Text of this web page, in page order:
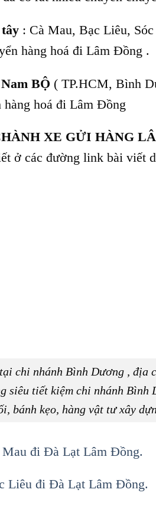
: Cà Mau, Bạc Liêu,
hàng hoá đi Lâm Đồng .
BỘ ( TP.HCM, Bình
hoá đi Lâm Đồng
XE GỬI HÀNG
ở các đường link bài viết
chi nhánh Bình Dương , địa
siêu tiết kiệm chi nhánh
bánh kẹo, hàng vật tư xây
Mau đi Đà Lạt Lâm Đồng.
Liêu đi Đà Lạt Lâm Đồng.